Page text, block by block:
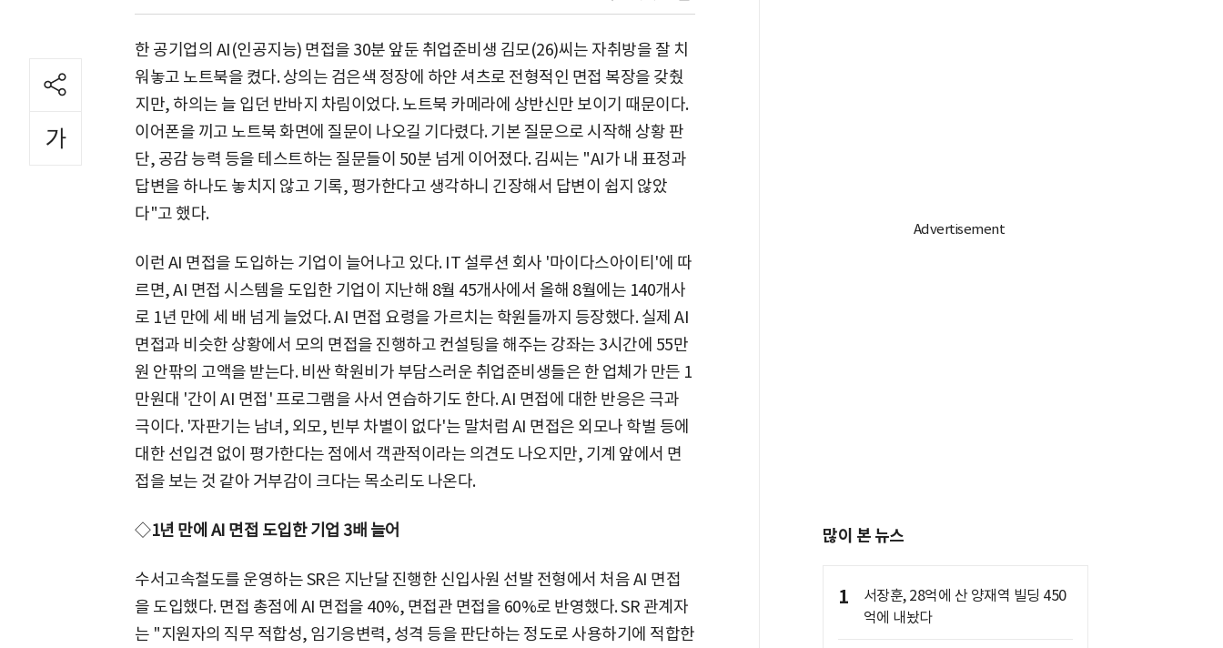
한 공기업의 AI(인공지능) 면접을 30분 앞둔 취업준비생 김모(26)씨는 자취방을 잘 치
워놓고 노트북을 켰다. 상의는 검은색 정장에 하얀 셔츠로 전형적인 면접 복장을 갖췄
지만, 하의는 늘 입던 반바지 차림이었다. 노트북 카메라에 상반신만 보이기 때문이다.
이어폰을 끼고 노트북 화면에 질문이 나오길 기다렸다. 기본 질문으로 시작해 상황 판
단, 공감 능력 등을 테스트하는 질문들이 50분 넘게 이어졌다. 김씨는 "AI가 내 표정과
답변을 하나도 놓치지 않고 기록, 평가한다고 생각하니 긴장해서 답변이 쉽지 않았
다"고 했다.
이런 AI 면접을 도입하는 기업이 늘어나고 있다. IT 설루션 회사 '마이다스아이티'에 따
르면, AI 면접 시스템을 도입한 기업이 지난해 8월 45개사에서 올해 8월에는 140개사
로 1년 만에 세 배 넘게 늘었다. AI 면접 요령을 가르치는 학원들까지 등장했다. 실제 AI
면접과 비슷한 상황에서 모의 면접을 진행하고 컨설팅을 해주는 강좌는 3시간에 55만
원 안팎의 고액을 받는다. 비싼 학원비가 부담스러운 취업준비생들은 한 업체가 만든 1
만원대 '간이 AI 면접' 프로그램을 사서 연습하기도 한다. AI 면접에 대한 반응은 극과
극이다. '자판기는 남녀, 외모, 빈부 차별이 없다'는 말처럼 AI 면접은 외모나 학벌 등에
대한 선입견 없이 평가한다는 점에서 객관적이라는 의견도 나오지만, 기계 앞에서 면
접을 보는 것 같아 거부감이 크다는 목소리도 나온다.
◇1년 만에 AI 면접 도입한 기업 3배 늘어
수서고속철도를 운영하는 SR은 지난달 진행한 신입사원 선발 전형에서 처음 AI 면접
을 도입했다. 면접 총점에 AI 면접을 40%, 면접관 면접을 60%로 반영했다. SR 관계자
는 "지원자의 직무 적합성, 임기응변력, 성격 등을 판단하는 정도로 사용하기에 적합한
많이 본 뉴스
1
서장훈, 28억에 산 양재역 빌딩 450
억에 내놨다